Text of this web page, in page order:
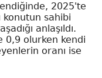
2025'te
sahibi
anlaşıldı.
0,9 olurken kendi
oranı ise